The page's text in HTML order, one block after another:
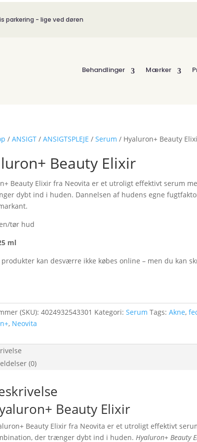
parkering - lige ved døren
Behandlinger Mærker
/ANSIGT /ANSIGTSPLEJE /Serum / Hyaluron+ Beauty
Beauty Elixir
Beauty Elixir fra Neovita er et utroligt effektivt serum
dybt ind i huden. Dannelsen af hudens egne
tør hud
ml
produkter kan desværre ikke købes online – men du kan
(SKU):4024932543301 Kategori:Serum Tags:Akne,
, Neovita
(0)
Beauty Elixir
Beauty Elixir fra Neovita er et utroligt effektivt
der trænger dybt ind i huden.Hyaluron+ Beauty